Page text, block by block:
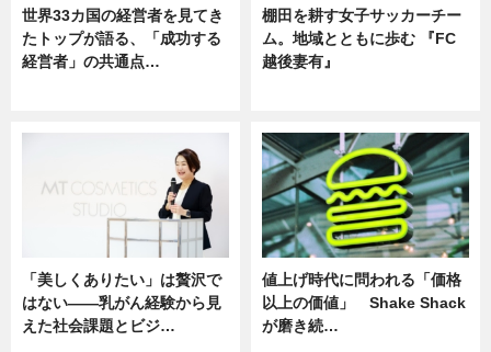
世界33カ国の経営者を見てき
たトップが語る、「成功する
経営者」の共通点…
棚田を耕す女子サッカーチー
ム。地域とともに歩む 『FC
越後妻有』
「美しくありたい」は贅沢で
はない――乳がん経験から見
えた社会課題とビジ…
値上げ時代に問われる「価格
以上の価値」 Shake Shack
が磨き続…